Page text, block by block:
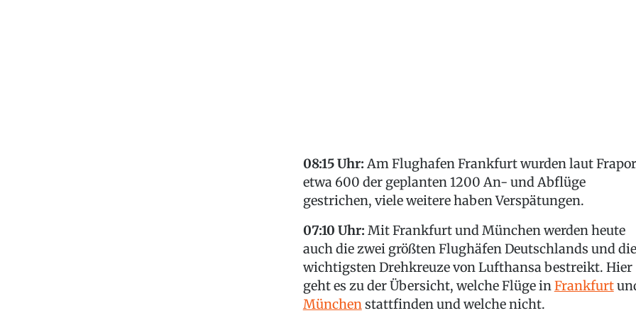
08:15 Uhr: Am Flughafen Frankfurt wurden laut
etwa 600 der geplanten 1200 An- und Abflüge
gestrichen, viele weitere haben Verspätungen.
07:10 Uhr: Mit Frankfurt und München werden heute
auch die zwei größten Flughäfen Deutschlands und die
wichtigsten Drehkreuze von Lufthansa bestreikt. Hier
geht es zu der Übersicht, welche Flüge inFrankfurt
Münchenstattfinden und welche nicht.